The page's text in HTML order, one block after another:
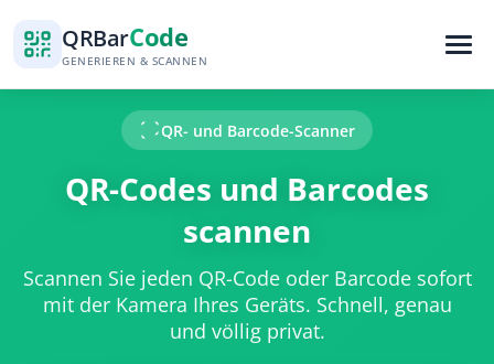
QRBarCode
GENERIEREN & SCANNEN
QR- und Barcode-Scanner
QR-Codes und Barcodes
scannen
Scannen Sie jeden QR-Code oder Barcode sofort
mit der Kamera Ihres Geräts. Schnell, genau
und völlig privat.